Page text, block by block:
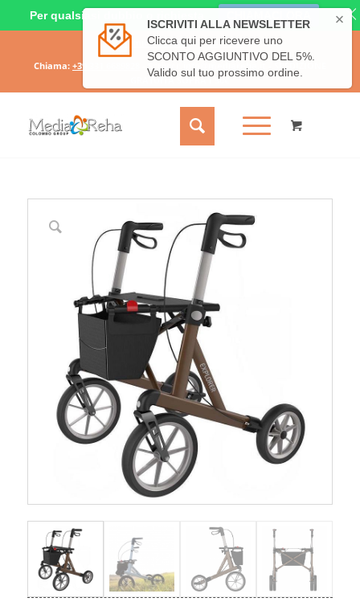
Il mio account
Carrello
Chiama: +39 331 6689828 - Scrivici: info@mediareha.it
- SPEDIZIONE
GRATUITA SOPRA I 50€
Per qualsiasi dubbio o richiesta